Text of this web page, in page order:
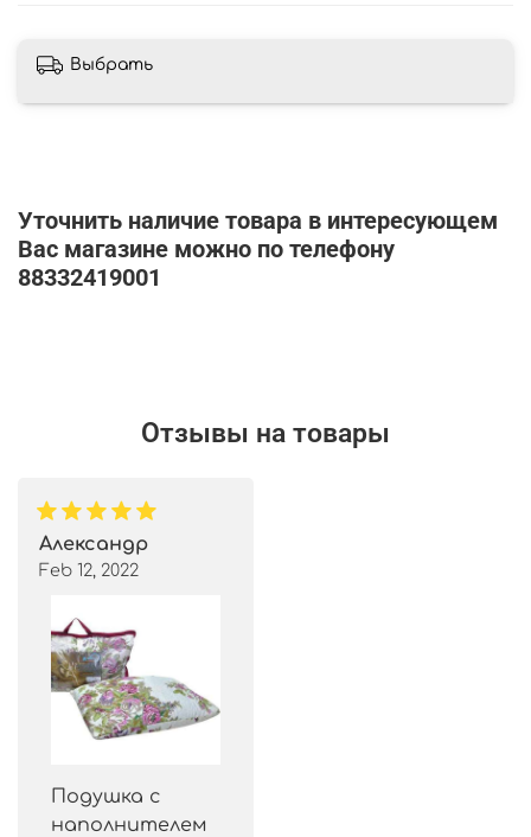
Выбрать
Уточнить наличие товара в интересующем
Вас магазине можно по телефону
88332419001
Отзывы на товары
Александр
Feb 12, 2022
Подушка с
наполнителем